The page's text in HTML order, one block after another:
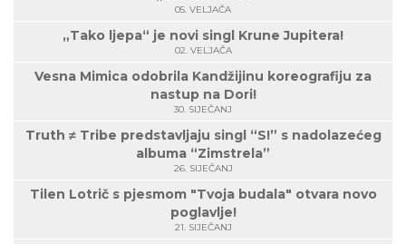
05. VELJAČA
„Tako ljepa“ je novi singl Krune Jupitera!
02. VELJAČA
Vesna Mimica odobrila Kandžijinu koreografiju za
nastup na Dori!
30. SIJEČANJ
Truth ≠ Tribe predstavljaju singl “S!” s nadolazećeg
albuma “Zimstrela”
26. SIJEČANJ
Tilen Lotrič s pjesmom "Tvoja budala" otvara novo
poglavlje!
21. SIJEČANJ